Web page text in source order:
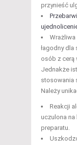
przynieść
łagodny
osób z cerą
Jednakże
stosowania
Należy
Reakcji
uczulona na
preparatu.